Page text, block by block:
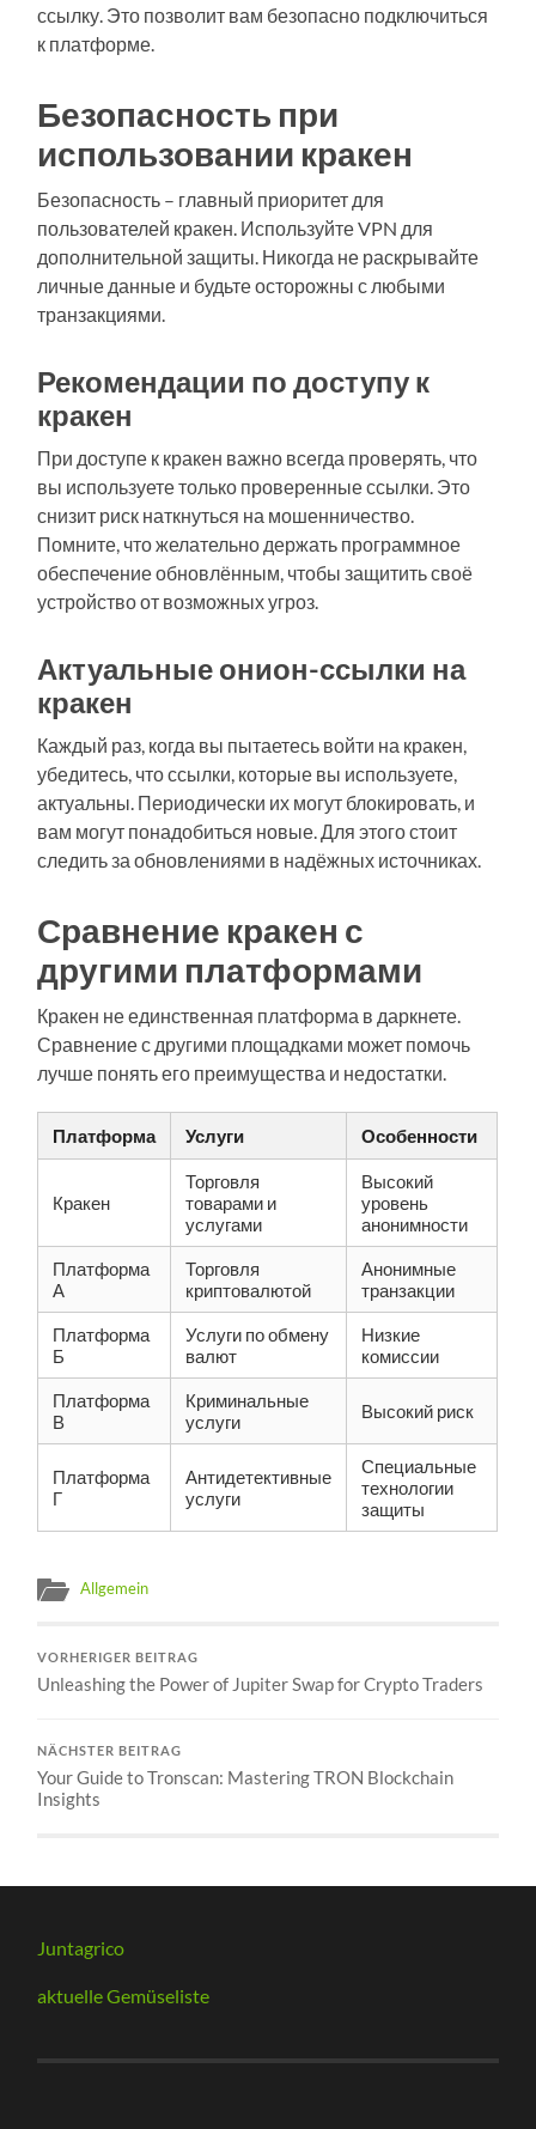
ссылку. Это позволит вам безопасно подключиться
к платформе.
Безопасность при
использовании кракен
Безопасность – главный приоритет для
пользователей кракен. Используйте VPN для
дополнительной защиты. Никогда не раскрывайте
личные данные и будьте осторожны с любыми
транзакциями.
Рекомендации по доступу к
кракен
При доступе к кракен важно всегда проверять, что
вы используете только проверенные ссылки. Это
снизит риск наткнуться на мошенничество.
Помните, что желательно держать программное
обеспечение обновлённым, чтобы защитить своё
устройство от возможных угроз.
Актуальные онион-ссылки на
кракен
Каждый раз, когда вы пытаетесь войти на кракен,
убедитесь, что ссылки, которые вы используете,
актуальны. Периодически их могут блокировать, и
вам могут понадобиться новые. Для этого стоит
следить за обновлениями в надёжных источниках.
Сравнение кракен с
другими платформами
Кракен не единственная платформа в даркнете.
Сравнение с другими площадками может помочь
лучше понять его преимущества и недостатки.
Платформа Услуги Особенности
Кракен
Торговля
товарами и
услугами
Высокий
уровень
анонимности
Платформа
А
Торговля
криптовалютой
Анонимные
транзакции
Платформа
Б
Услуги по обмену
валют
Низкие
комиссии
Платформа
В
Криминальные
услуги
Высокий риск
Платформа
Г
Антидетективные
услуги
Специальные
технологии
защиты
Allgemein
VORHERIGER BEITRAG
Unleashing the Power of Jupiter Swap for Crypto Traders
NÄCHSTER BEITRAG
Your Guide to Tronscan: Mastering TRON Blockchain
Insights
Juntagrico
aktuelle Gemüseliste